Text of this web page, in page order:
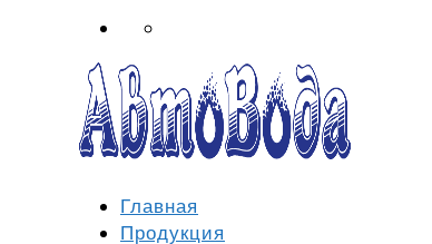
Главная
Продукция